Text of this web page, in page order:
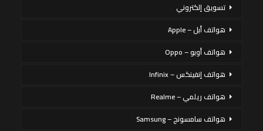
تسويق إلكتروني
هواتف أبل – Apple
هواتف أوبو – Oppo
هواتف إنفينكس – Infinix
هواتف ريلمي – Realme
هواتف سامسونج – Samsung